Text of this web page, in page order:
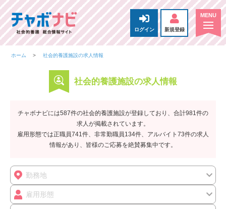
ログイン 新規登録
ホーム 社会的養護施設の求人情報
社会的養護施設の求人情報
チャボナビには587件の社会的養護施設が登録しており、合計981件の
求人が掲載されています。
雇用形態では正職員741件、非常勤職員134件、アルバイト73件の求人
情報があり、皆様のご応募を絶賛募集中です。
勤務地
雇用形態